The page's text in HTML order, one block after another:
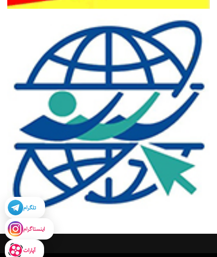
تلگرام
اینستاگرام
آپارات